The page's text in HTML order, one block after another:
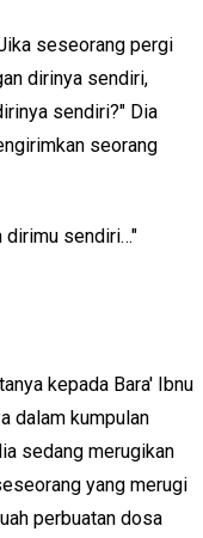
seseorang pergi
dirinya sendiri,
sendiri?" Dia
seorang
dirimu sendiri…"
kepada Bara' Ibnu
dalam kumpulan
sedang merugikan
yang merugi
perbuatan dosa